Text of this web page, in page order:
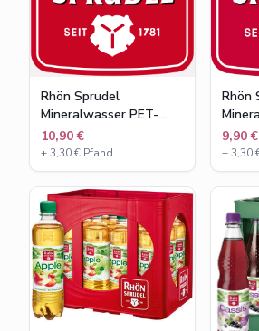
Rhön Sprudel
Mineralwasser PET-
Flaschen
10,90 €
+3,30€ Pfand
Rhön
9,90 €
+3,30